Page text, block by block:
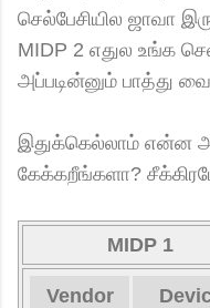
செல்பேசியில ஜாவா
MIDP 2 எதுல உங்க
அப்படின்னும் பாத்து
இதுக்கெல்லாம் என்ன
கேக்கறீங்களா?
MIDP 1
Vendor